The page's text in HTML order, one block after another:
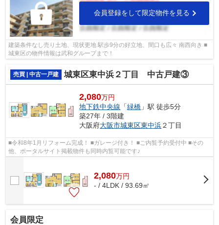
会員登録をして限定物件を見る
建築条件なし売り土地、現状更地 駅歩9分の好立地、間口も広々 南西向き ■
城東区の物件情報は武和グループまで！
売買 | 中古一戸建 城東区東中浜２丁目 中古戸建③
2,080万円
地下鉄中央線 「緑橋 」駅 徒歩5分
築27年 / 3階建
大阪府大阪市城東区東中浜２丁目
■令和8年1月リフォーム完成！ ■ガレージ付き！ ■ご内覧予約受付中 ■その
他、ポータルサイト掲載物件も同時内覧可能です♪
2,080万円
- / 4LDK / 93.69㎡
会員限定